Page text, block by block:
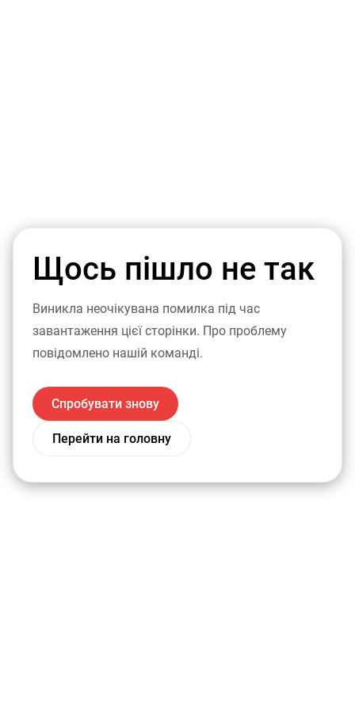
Щось пішло не так
Виникла неочікувана помилка під час
завантаження цієї сторінки. Про проблему
повідомлено нашій команді.
Спробувати знову
Перейти на головну